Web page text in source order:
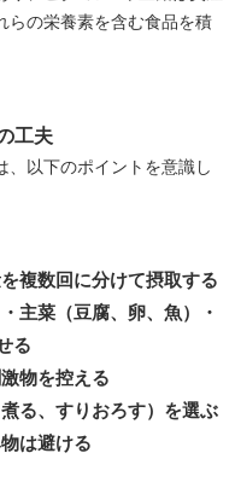
らの栄養素を含む食品を積
工夫
、以下のポイントを意識し
複数回に分けて摂取する
主菜（豆腐、卵、魚）・
る
物を控える
る、すりおろす）を選ぶ
は避ける